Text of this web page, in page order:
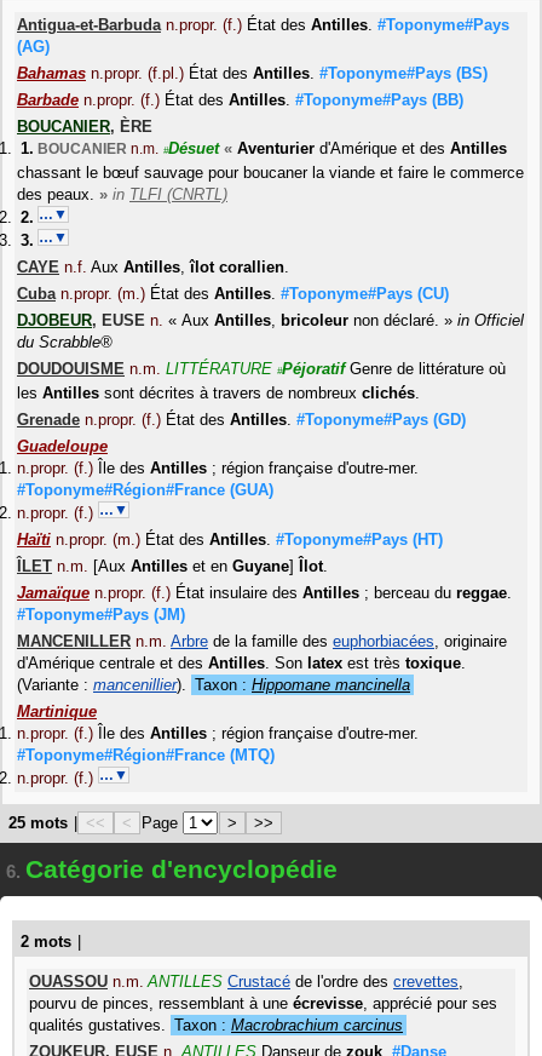
Antigua-et-Barbuda n.propr. (f.) État des Antilles. #Toponyme#Pays
(AG)
Bahamas n.propr. (f.pl.) État des Antilles. #Toponyme#Pays (BS)
Barbade n.propr. (f.) État des Antilles. #Toponyme#Pays (BB)
BOUCANIER, ÈRE
BOUCANIER n.m. #Désuet « Aventurier d'Amérique et des Antilles
chassant le bœuf sauvage pour boucaner la viande et faire le commerce
des peaux. » in TLFI (CNRTL)
…▼
…▼
CAYE n.f. Aux Antilles,îlot corallien.
Cuba n.propr. (m.) État des Antilles. #Toponyme#Pays (CU)
DJOBEUR, EUSE n. « Aux Antilles, bricoleur non déclaré. » in Officiel
du Scrabble®
DOUDOUISME n.m. LITTÉRATURE #Péjoratif Genre de littérature où
les Antilles sont décrites à travers de nombreux clichés.
Grenade n.propr. (f.) État des Antilles. #Toponyme#Pays (GD)
Guadeloupe
n.propr. (f.)
Île des Antilles ; région française d'outre-mer.
#Toponyme#Région#France (GUA)
n.propr. (f.) …▼
Haïti n.propr. (m.) État des Antilles. #Toponyme#Pays (HT)
ÎLET n.m. [Aux Antilles et en Guyane] Îlot.
Jamaïque n.propr. (f.) État insulaire des Antilles ; berceau du reggae.
#Toponyme#Pays (JM)
MANCENILLER n.m. Arbre de la famille des euphorbiacées, originaire
d'Amérique centrale et des Antilles. Son latex est très toxique.
(Variante : mancenillier). Taxon : Hippomane mancinella
Martinique
n.propr. (f.)
Île des Antilles ; région française d'outre-mer.
#Toponyme#Région#France (MTQ)
n.propr. (f.) …▼
25 mots << < Page > >>
6. Catégorie d'encyclopédie
2 mots
OUASSOU n.m. ANTILLES Crustacé de l'ordre des crevettes,
pourvu de pinces, ressemblant à une écrevisse, apprécié pour ses
qualités gustatives. Taxon : Macrobrachium carcinus
ZOUKEUR, EUSE n. ANTILLES Danseur de zouk #Danse